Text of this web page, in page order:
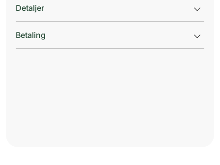
Detaljer
Betaling